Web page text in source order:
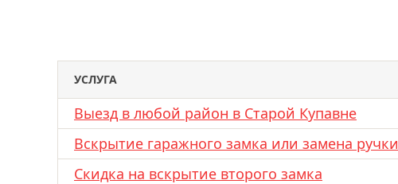
УСЛУГА
Выезд в любой район в Старой Купавне
Вскрытие гаражного замка или замена ручки
Скидка на вскрытие второго замка